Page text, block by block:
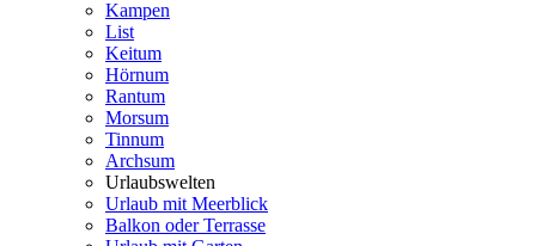
Kampen
List
Keitum
Hörnum
Rantum
Morsum
Tinnum
Archsum
Urlaubswelten
Urlaub mit Meerblick
Balkon oder Terrasse